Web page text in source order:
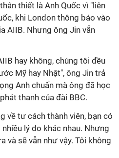
thiết là Anh Quốc vì "liên
khi London thông báo vào
AIIB. Nhưng ông Jin vẫn
hay không, chúng tôi đều
Mỹ hay Nhật", ông Jin trả
Anh chuẩn mà ông đã học
thanh của đài BBC.
về tư cách thành viên, bạn có
lý do khác nhau. Nhưng
và sẽ vẫn như vậy. Tôi không